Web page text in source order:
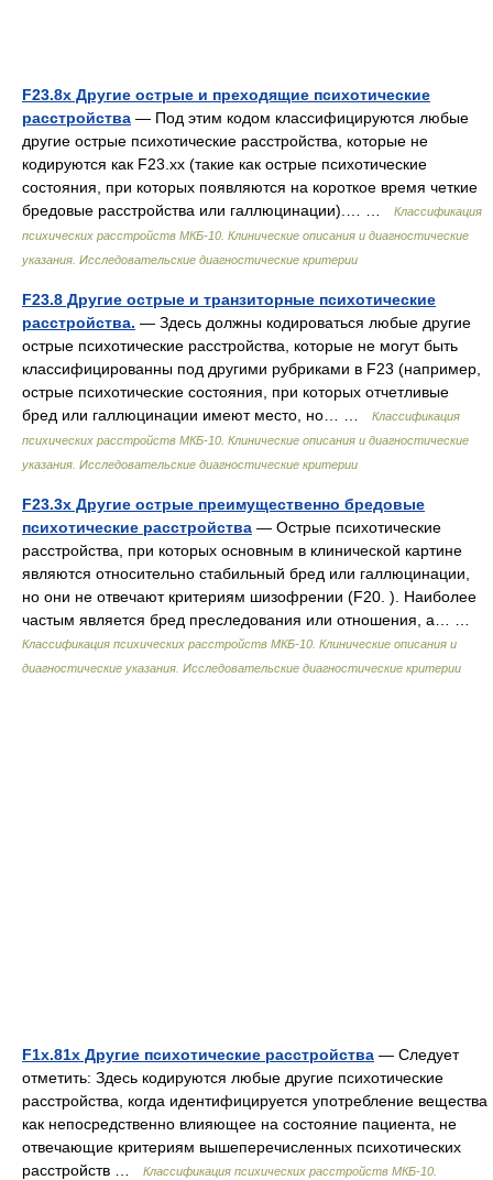
F23.8х Другие острые и преходящие психотические
расстройства — Под этим кодом классифицируются любые
другие острые психотические расстройства, которые не
кодируются как F23.хх (такие как острые психотические
состояния, при которых появляются на короткое время четкие
бредовые расстройства или галлюцинации).… …
Классификация
психических расстройств МКБ-10. Клинические описания и диагностические
указания. Исследовательские диагностические критерии
F23.8 Другие острые и транзиторные психотические
расстройства. — Здесь должны кодироваться любые другие
острые психотические расстройства, которые не могут быть
классифицированны под другими рубриками в F23 (например,
острые психотические состояния, при которых отчетливые
бред или галлюцинации имеют место, но… …
Классификация
психических расстройств МКБ-10. Клинические описания и диагностические
указания. Исследовательские диагностические критерии
F23.3х Другие острые преимущественно бредовые
психотические расстройства — Острые психотические
расстройства, при которых основным в клинической картине
являются относительно стабильный бред или галлюцинации,
но они не отвечают критериям шизофрении (F20. ). Наиболее
частым является бред преследования или отношения, а… …
Классификация психических расстройств МКБ-10. Клинические описания и
диагностические указания. Исследовательские диагностические критерии
F1х.81х Другие психотические расстройства — Следует
отметить: Здесь кодируются любые другие психотические
расстройства, когда идентифицируется употребление вещества
как непосредственно влияющее на состояние пациента, не
отвечающие критериям вышеперечисленных психотических
расстройств …
Классификация психических расстройств МКБ-10.